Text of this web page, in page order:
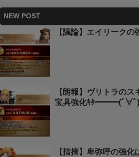
NEW POST
【議論】エイリークの
【朗報】ヴリトラの
宝具強化ｷﾀ━━━(ﾟ∀
【指摘】卑弥呼の強